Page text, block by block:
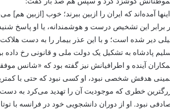
آمده‌اند که ایران را ازبین ببرند؛ خوب [ازبین هم]
برابر این تشخیص درست و هوشمندانه، یا او پاسخ شنید
دیر شده است؛ و با این عذر بیمار را به دست هلاکت
پادشاه به تشکیل یک دولت ملی و قانونی رخ
آینده و اطرافیانش نیز گفته بود که «شانس
هدفش شخصی نبود، او کسی نبود که حتی با
خطری که موجودیت آن را تهدید می‌کرد به
نبود. او از دوران دانشجویی خود در فرانسه با